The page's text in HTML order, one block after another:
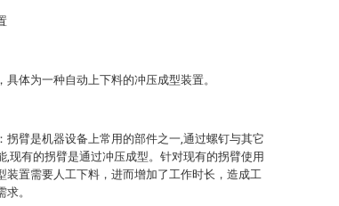
体为一种自动上下料的冲压成型装置。
拐臂是机器设备上常用的部件之一,通过螺钉与其它
,现有的拐臂是通过冲压成型。针对现有的拐臂使用
装置需要人工下料，进而增加了工作时长，造成工
。